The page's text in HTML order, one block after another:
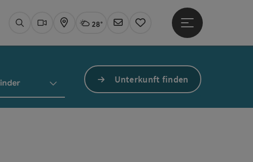
SuchenWebcams
KarteAktuelles Wetter Linz, wolkig
28°
Newsletter
Merkzettel
Hauptmenü öffnen
Unterkunft finden